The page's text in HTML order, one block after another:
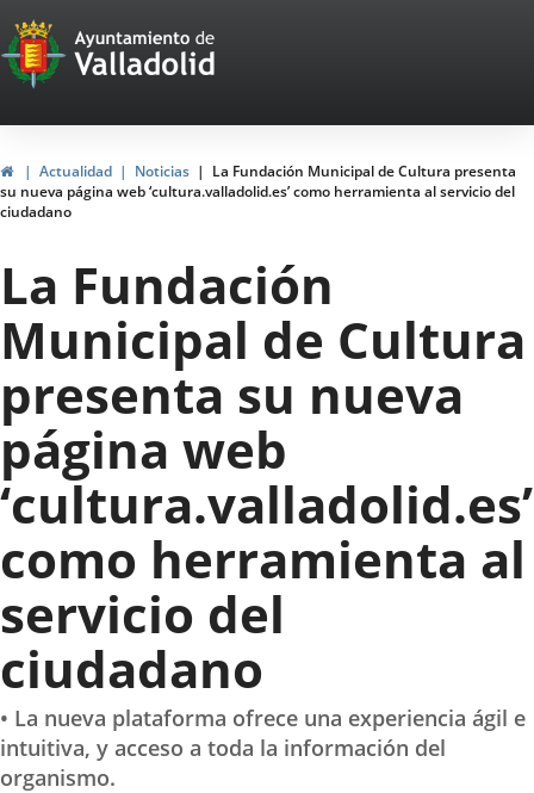
Portal
Web
del
Ayuntamiento
de
Valladolid
InicioActualidad Noticias
La Fundación Municipal de Cultura presenta
su nueva página web ‘cultura.valladolid.es’ como herramienta al servicio del
ciudadano
La Fundación
Municipal de Cultura
presenta su nueva
página web
‘cultura.valladolid.es’
como herramienta al
servicio del
ciudadano
• La nueva plataforma ofrece una experiencia ágil e
intuitiva, y acceso a toda la información del
organismo.